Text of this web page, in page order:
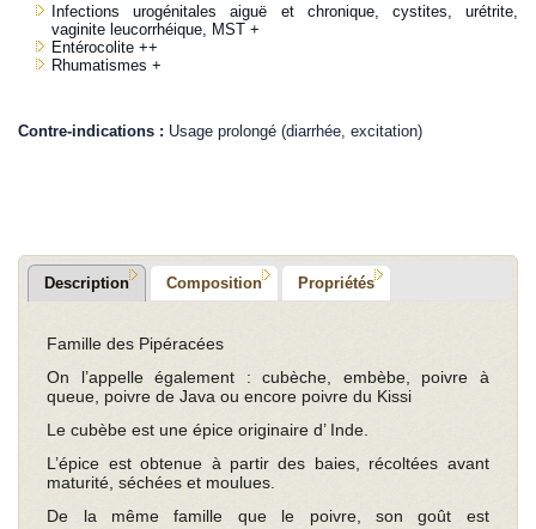
Infections urogénitales aiguë et chronique, cystites, urétrite,
vaginite leucorrhéique, MST +
Entérocolite ++
Rhumatismes +
Contre-indications : Usage prolongé (diarrhée, excitation)
Description Composition Propriétés
Famille des Pipéracées
On l’appelle également : cubèche, embèbe, poivre à
queue, poivre de Java ou encore poivre du Kissi
Le cubèbe est une épice originaire d’ Inde.
L’épice est obtenue à partir des baies, récoltées avant
maturité, séchées et moulues.
De la même famille que le poivre, son goût est